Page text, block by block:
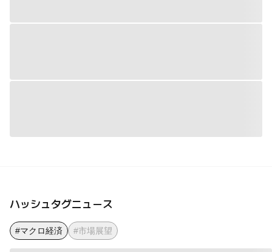
ハッシュタグニュース
#マクロ経済 #市場展望